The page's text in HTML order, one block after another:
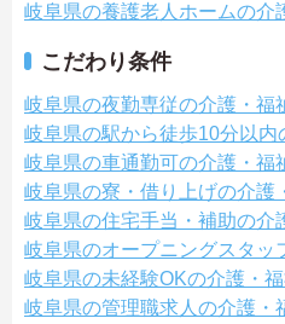
岐阜県の養護老人ホームの介
こだわり条件
岐阜県の夜勤専従の介護・福
岐阜県の駅から徒歩10分以内
岐阜県の車通勤可の介護・福
岐阜県の寮・借り上げの介護
岐阜県の住宅手当・補助の介
岐阜県のオープニングスタッ
岐阜県の未経験OKの介護・福
岐阜県の管理職求人の介護・